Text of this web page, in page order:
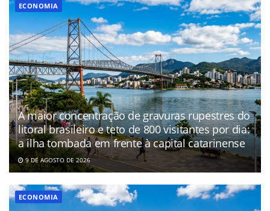
ECONOMIA
A maior concentração de gravuras rupestres do
litoral brasileiro e teto de 800 visitantes por dia:
a ilha tombada em frente à capital catarinense
9 DE AGOSTO DE 2026
ECONOMIA